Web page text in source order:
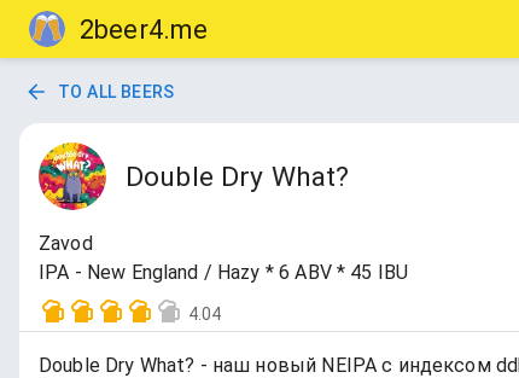
2beer4.me
TO ALL BEERS
Double Dry What?
Zavod
IPA - New England / Hazy * 6 ABV * 45 IBU
4.04
Double Dry What? - наш новый NEIPA с индексом